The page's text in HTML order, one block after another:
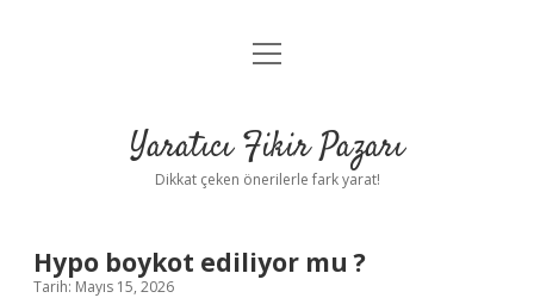
Anasayfa
Yasal Uyarı
menüyü
Yaratıcı Fikir Pazarı
Dikkat çeken önerilerle fark yarat!
Hypo boykot ediliyor mu ?
Tarih: Mayıs 15, 2026